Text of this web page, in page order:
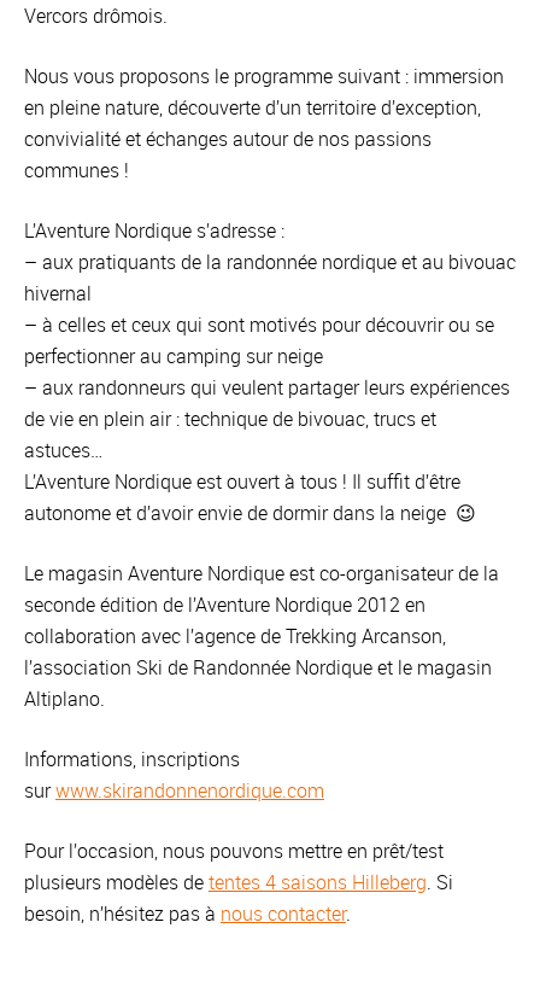
Vercors drômois.
Nous vous proposons le programme suivant : immersion
en pleine nature, découverte d’un territoire d’exception,
convivialité et échanges autour de nos passions
communes !
L’Aventure Nordique s’adresse :
– aux pratiquants de la randonnée nordique et au bivouac
hivernal
– à celles et ceux qui sont motivés pour découvrir ou se
perfectionner au camping sur neige
– aux randonneurs qui veulent partager leurs expériences
de vie en plein air : technique de bivouac, trucs et
astuces…
L’Aventure Nordique est ouvert à tous ! Il suffit d’être
autonome et d’avoir envie de dormir dans la neige 😉
Le magasin Aventure Nordique est co-organisateur de la
seconde édition de l’Aventure Nordique 2012 en
collaboration avec l’agence de Trekking Arcanson,
l’association Ski de Randonnée Nordique et le magasin
Altiplano.
Informations, inscriptions
surwww.skirandonnenordique.com
Pour l’occasion, nous pouvons mettre en prêt/test
plusieurs modèles detentes 4 saisons Hilleberg. Si
besoin, n’hésitez pas à nous contacter.